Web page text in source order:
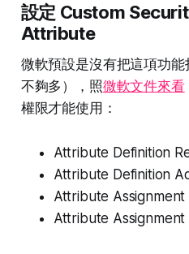
設定 Custom
Attribute
微軟預設是沒有把這項功
不夠多），照微軟文件來看
權限才能使用：
Attribute Definition
Attribute Definition
Attribute Assignment
Attribute